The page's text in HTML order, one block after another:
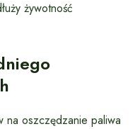
żywotność
na oszczędzanie paliwa